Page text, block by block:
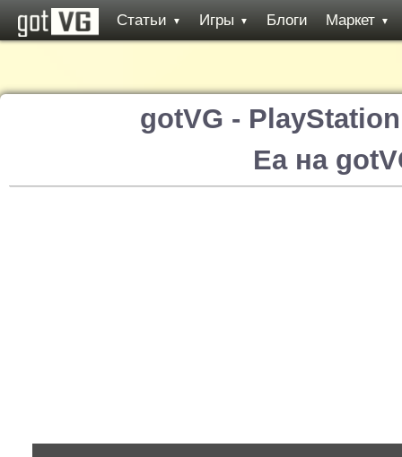
Статьи ▼ Игры ▼ Блоги Маркет ▼
gotVG -
Ea на
Обзор: F1 2020